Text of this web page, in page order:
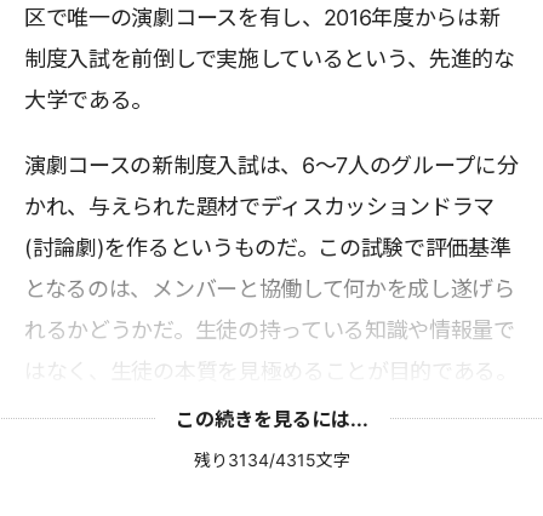
区で唯一の演劇コースを有し、2016年度からは新
制度入試を前倒しで実施しているという、先進的な
大学である。
演劇コースの新制度入試は、6〜7人のグループに分
かれ、与えられた題材でディスカッションドラマ
(討論劇)を作るというものだ。この試験で評価基準
となるのは、メンバーと協働して何かを成し遂げら
れるかどうかだ。生徒の持っている知識や情報量で
はなく、生徒の本質を見極めることが目的である。
この続きを見るには...
残り3134/4315文字